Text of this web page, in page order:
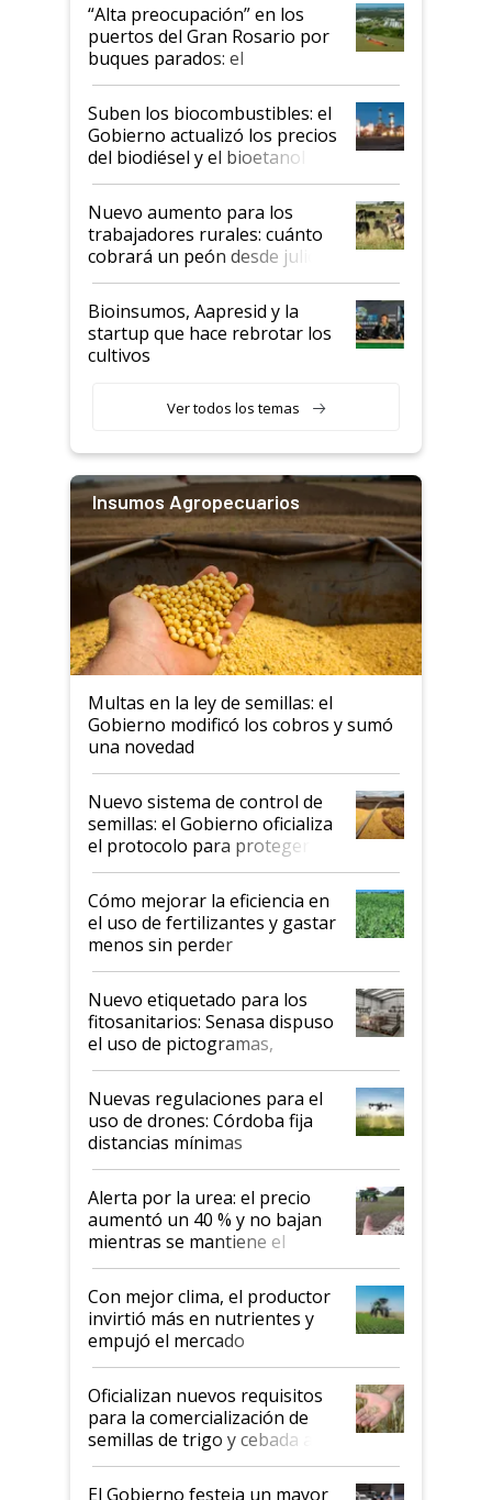
“Alta preocupación” en los
puertos del Gran Rosario por
buques parados: el
funcionamiento de las
exportadoras en tensión tras
la medida de fuerza de los
prácticos
Suben los biocombustibles: el
Gobierno actualizó los precios
del biodiésel y el bioetanol
Nuevo aumento para los
trabajadores rurales: cuánto
cobrará un peón desde julio
Bioinsumos, Aapresid y la
startup que hace rebrotar los
cultivos
Ver todos los temas
Insumos Agropecuarios
Multas en la ley de semillas: el
Gobierno modificó los cobros y sumó
una novedad
Nuevo sistema de control de
semillas: el Gobierno oficializa
el protocolo para proteger la
propiedad intelectual
Cómo mejorar la eficiencia en
el uso de fertilizantes y gastar
menos sin perder
productividad en la campaña
fina
Nuevo etiquetado para los
fitosanitarios: Senasa dispuso
el uso de pictogramas,
palabras de advertencia e
indicaciones
Nuevas regulaciones para el
uso de drones: Córdoba fija
distancias mínimas
Alerta por la urea: el precio
aumentó un 40 % y no bajan
mientras se mantiene el
conflicto en Medio Oriente
Con mejor clima, el productor
invirtió más en nutrientes y
empujó el mercado
Oficializan nuevos requisitos
para la comercialización de
semillas de trigo y cebada a
granel
El Gobierno festeja un mayor